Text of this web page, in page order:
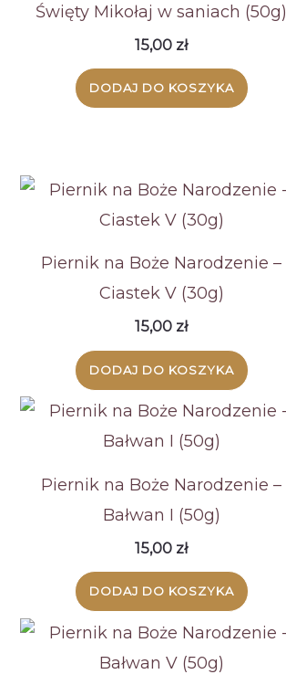
Święty Mikołaj w saniach (50g)
15,00 zł
DODAJ DO KOSZYKA
Piernik na Boże Narodzenie –
Ciastek V (30g)
15,00 zł
DODAJ DO KOSZYKA
Piernik na Boże Narodzenie –
Bałwan I (50g)
15,00 zł
DODAJ DO KOSZYKA